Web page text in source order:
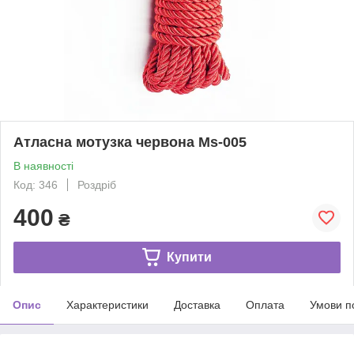
Атласна мотузка червона Ms-005
В наявності
Код: 346
Роздріб
400 ₴
Купити
Опис Характеристики Доставка Оплата Умови